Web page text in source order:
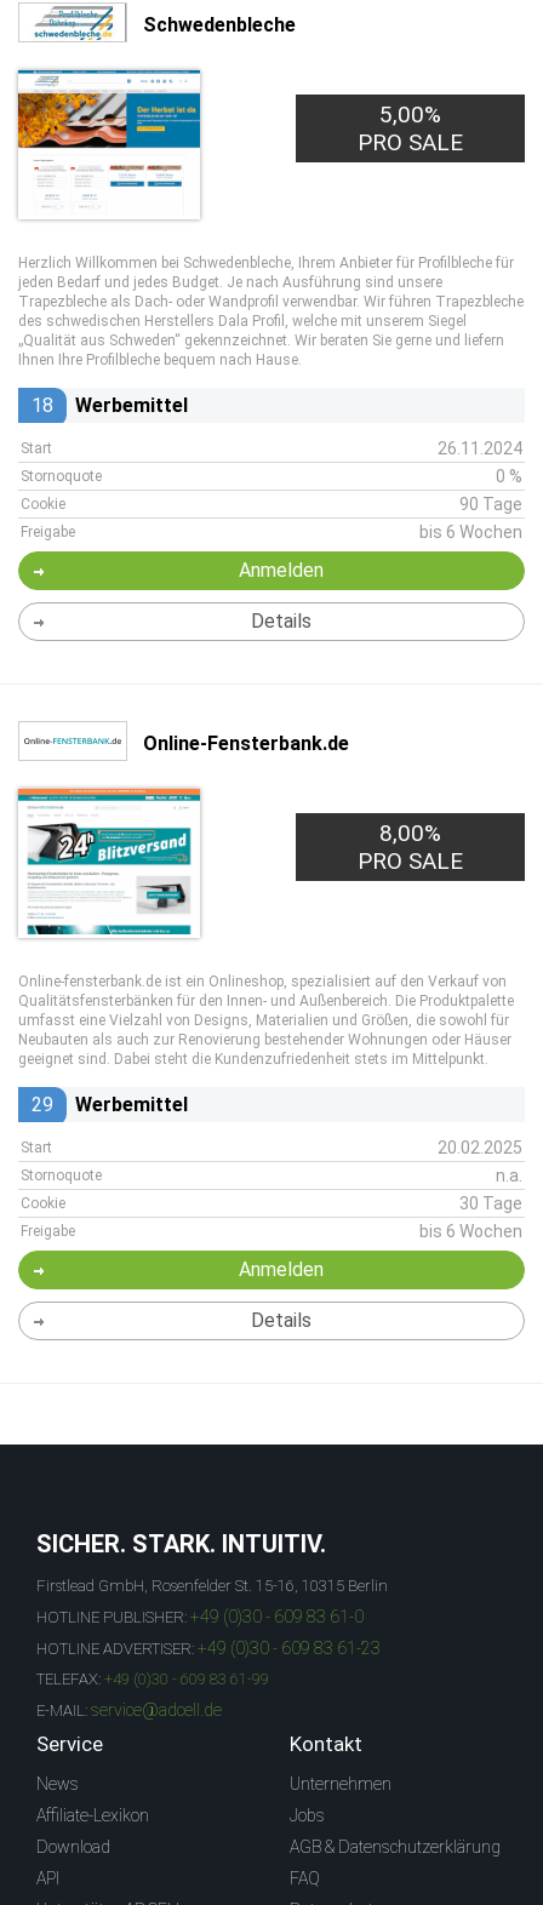
Schwedenbleche
5,00%
PRO SALE
Herzlich Willkommen bei Schwedenbleche, Ihrem Anbieter für Profilbleche für
jeden Bedarf und jedes Budget. Je nach Ausführung sind unsere
Trapezbleche als Dach- oder Wandprofil verwendbar. Wir führen Trapezbleche
des schwedischen Herstellers Dala Profil, welche mit unserem Siegel
„Qualität aus Schweden“ gekennzeichnet. Wir beraten Sie gerne und liefern
Ihnen Ihre Profilbleche bequem nach Hause.
18 Werbemittel
Start 26.11.2024
Stornoquote 0 %
Cookie 90 Tage
Freigabe bis 6 Wochen
Anmelden
Details
Online-Fensterbank.de
8,00%
PRO SALE
Online-fensterbank.de ist ein Onlineshop, spezialisiert auf den Verkauf von
Qualitätsfensterbänken für den Innen- und Außenbereich. Die Produktpalette
umfasst eine Vielzahl von Designs, Materialien und Größen, die sowohl für
Neubauten als auch zur Renovierung bestehender Wohnungen oder Häuser
geeignet sind. Dabei steht die Kundenzufriedenheit stets im Mittelpunkt.
29 Werbemittel
Start 20.02.2025
Stornoquote n.a.
Cookie 30 Tage
Freigabe bis 6 Wochen
Anmelden
Details
SICHER. STARK. INTUITIV.
Firstlead GmbH, Rosenfelder St. 15-16, 10315 Berlin
HOTLINE PUBLISHER: +49 (0)30 - 609 83 61-0
HOTLINE ADVERTISER: +49 (0)30 - 609 83 61-23
TELEFAX: +49 (0)30 - 609 83 61-99
E-MAIL: service@adcell.de
Service
News
Affiliate-Lexikon
Download
API
Kontakt
Unternehmen
Jobs
AGB & Datenschutzerklärung
FAQ